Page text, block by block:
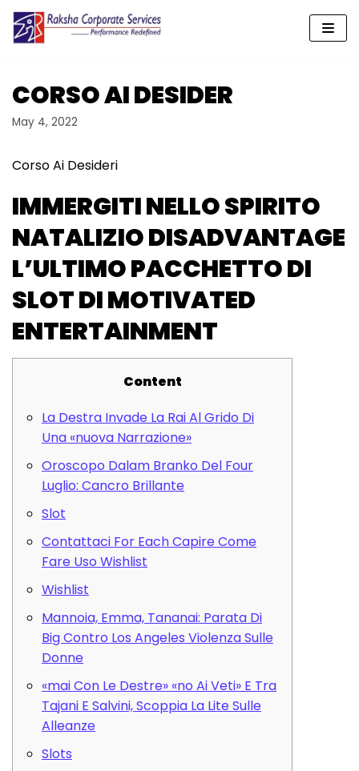
Skip
content
CORSO AI DESIDER
May 4, 2022
Corso Ai Desideri
IMMERGITI NELLO SPIRITO
NATALIZIO DISADVANTAGE
L’ULTIMO PACCHETTO DI
SLOT DI MOTIVATED
ENTERTAINMENT
Content
La Destra Invade La Rai Al Grido Di
Una «nuova Narrazione»
Oroscopo Dalam Branko Del Four
Luglio: Cancro Brillante
Slot
Contattaci For Each Capire Come
Fare Uso Wishlist
Wishlist
Mannoia, Emma, Tananai: Parata Di
Big Contro Los Angeles Violenza Sulle
Donne
«mai Con Le Destre» «no Ai Veti» E Tra
Tajani E Salvini, Scoppia La Lite Sulle
Alleanze
Slots